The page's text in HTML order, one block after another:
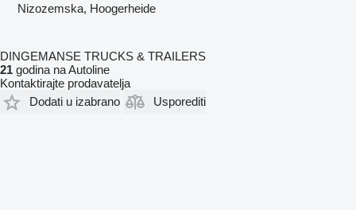
Nizozemska, Hoogerheide
DINGEMANSE TRUCKS & TRAILERS
21 godina na Autoline
Kontaktirajte prodavatelja
Dodati u izabrano
Usporediti